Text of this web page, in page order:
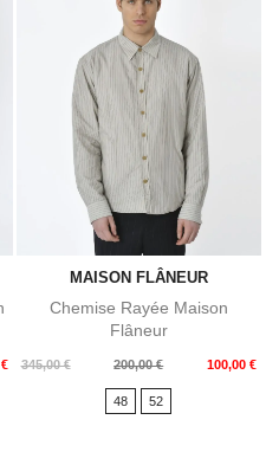
MAISON FLÂNEUR
Chemise Rayée Maison
Flâneur
345,00 €
Prix
200,00 € 100,00 €
Prix
48 52